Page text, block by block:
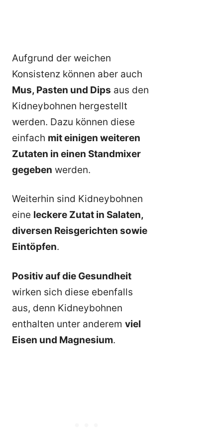
Aufgrund der weichen
Konsistenz können aber auch
Mus, Pasten und Dips aus den
Kidneybohnen hergestellt
werden. Dazu können diese
einfach mit einigen weiteren
Zutaten in einen Standmixer
gegeben werden.
Weiterhin sind Kidneybohnen
eine leckere Zutat in Salaten,
diversen Reisgerichten sowie
Eintöpfen.
Positiv auf die Gesundheit
wirken sich diese ebenfalls
aus, denn Kidneybohnen
enthalten unter anderem viel
Eisen und Magnesium.